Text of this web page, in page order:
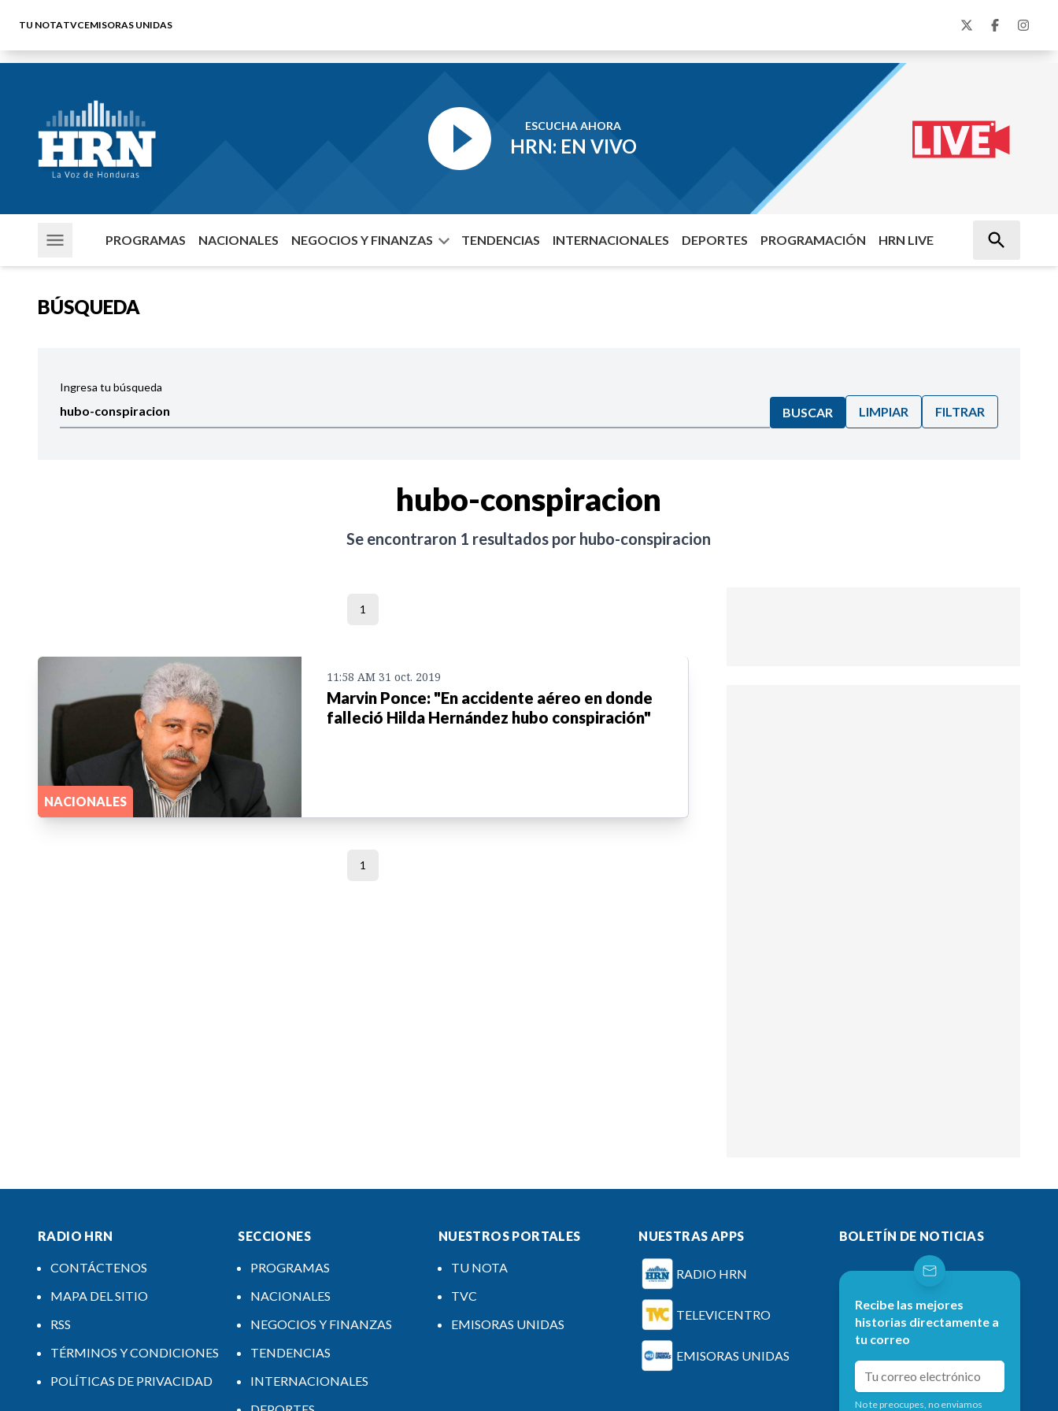
TU NOTATVCEMISORAS UNIDAS
ESCUCHA AHORA
HRN: EN VIVO
PROGRAMAS NACIONALES NEGOCIOS Y FINANZAS TENDENCIAS INTERNACIONALES DEPORTES PROGRAMACIÓN HRN LIVE
BÚSQUEDA
Ingresa tu búsqueda
BUSCAR LIMPIAR FILTRAR
hubo-conspiracion
Se encontraron 1 resultados por hubo-conspiracion
1
NACIONALES
11:58 AM 31 oct. 2019
Marvin Ponce: "En accidente aéreo en donde
falleció Hilda Hernández hubo conspiración"
1
RADIO HRN
CONTÁCTENOS
MAPA DEL SITIO
RSS
TÉRMINOS Y CONDICIONES
POLÍTICAS DE PRIVACIDAD
SECCIONES
PROGRAMAS
NACIONALES
NEGOCIOS Y FINANZAS
TENDENCIAS
INTERNACIONALES
NUESTROS PORTALES
TU NOTA
TVC
EMISORAS UNIDAS
NUESTRAS APPS
RADIO HRN
TELEVICENTRO
EMISORAS UNIDAS
BOLETÍN DE NOTICIAS
Recibe las mejores
historias directamente a
tu correo
No te preocupes, no enviamos